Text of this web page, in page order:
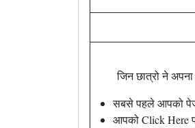
जिन छात्रो ने
सबसे पहले आपको पेज
आपको Click Here